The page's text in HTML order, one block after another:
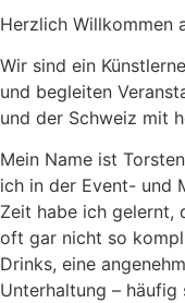
Herzlich Willkommen
Wir sind ein
und begleiten
und der Schweiz mit
Mein Name ist
ich in der Event- und
Zeit habe ich gelernt,
oft gar nicht so
Drinks, eine
Unterhaltung – häufig